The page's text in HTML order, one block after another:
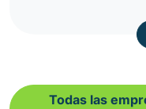
Todas las